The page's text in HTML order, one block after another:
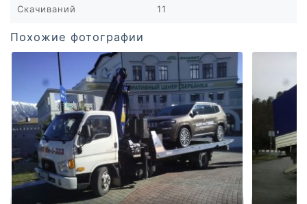
Скачиваний
11
Похожие фотографии